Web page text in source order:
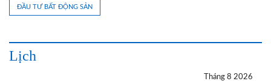
ĐẦU TƯ BẤT ĐỘNG SẢN
Lịch
Tháng 8 2026